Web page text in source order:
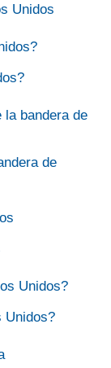
Unidos
de
Unidos?